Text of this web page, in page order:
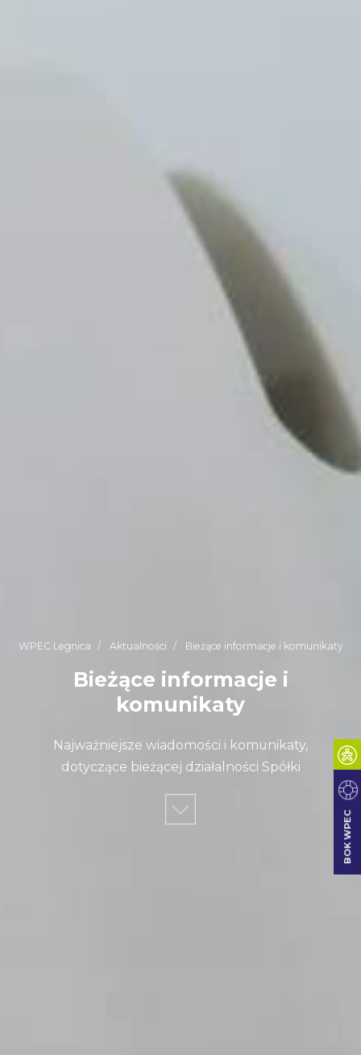
WPEC Legnica Aktualności Bieżące informacje i komunikaty
Bieżące informacje i
komunikaty
Najważniejsze wiadomości i komunikaty,
dotyczące bieżącej działalności Spółki
BOK WPEC